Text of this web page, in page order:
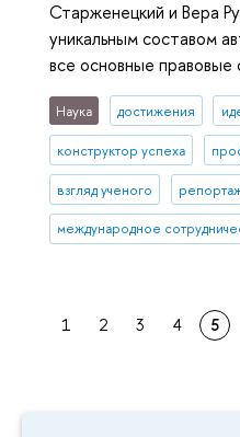
Старженецкий и Вера
уникальным составом
все основные
Наука достижения
конструктор успеха
взгляд ученого
международное
1 2 3 4 5